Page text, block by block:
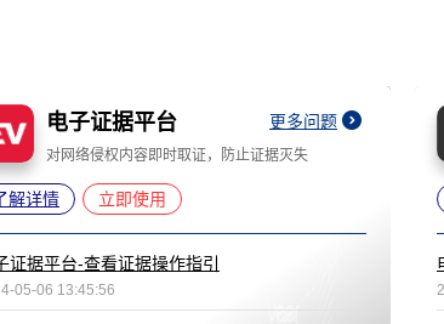
电子证据平台 更多问题
对网络侵权内容即时取证，防止证据灭失
解详情 立即使用
证据平台-查看证据操作指引
05-06 13:45:56